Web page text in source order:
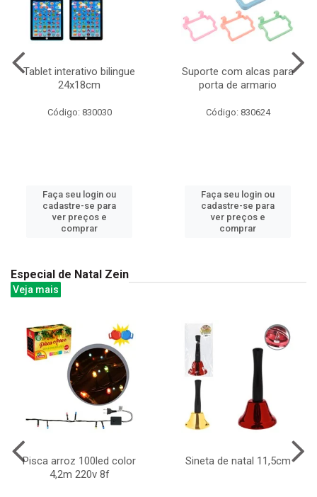
Tablet interativo bilingue
24x18cm
Código: 830030
Faça seu login ou
cadastre-se para
ver preços e
comprar
Suporte com alcas para
porta de armario
Código: 830624
Faça seu login ou
cadastre-se para
ver preços e
comprar
Especial de Natal Zein
Veja mais
Pisca arroz 100led color
4,2m 220v 8f
Sineta de natal 11,5cm